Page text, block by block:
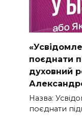
поєднати
духовний
Назва:
поєднати